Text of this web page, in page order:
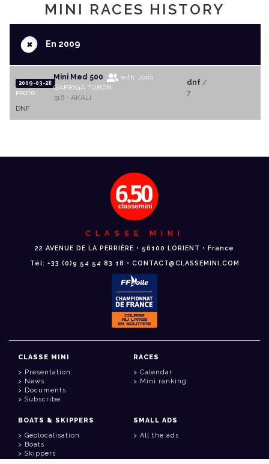
MINI RACES HISTORY
+En 2009
2009-03-28
PROTO
Mini Med 500
with Jordi
GARRIGA TURON
316 - AKALI
dnf/
7
DNF
CLASSE MINI
22 AVENUE DE LA PERRIÈRE • 56100 LORIENT • France
Tél: +33 (0)9 54 54 83 18 • CONTACT@CLASSEMINI.COM
CLASSE MINI
Presentation
News
Documents
Subscribe
RACES
Calendar
Mini ranking
BOATS & SKIPPERS
Geolocalisation
Boats
Skippers
SMALL ADS
All the ads